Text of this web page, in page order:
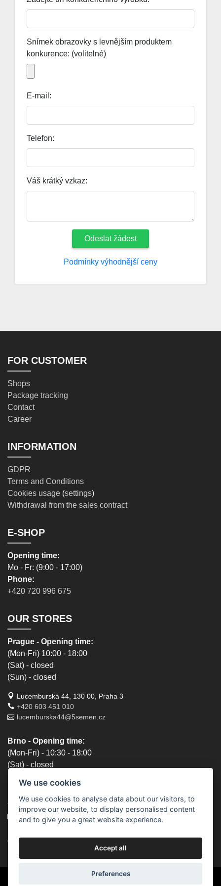
About us
Blog
Snímek obrazovky s levnějším produktem
konkurence: (volitelné)
E-mail:
Telefon:
Váš krátký vzkaz:
Odeslat žádost
Podmínky výhodnější ceny
FOR CUSTOMER
Shops
Package tracking
Contact
Career
INFORMATION
GDPR
Terms and Conditions
Cookies usage (settings)
Withdrawal from the sales contract
E-SHOP
Opening time:
Mo - Fr: (9:00 - 17:00)
Phone:
+420 720 996 675
OUR STORES
Prague - Opening time:
(Mon-Fri) 10:00 - 18:00
(Sat) - closed
(Sun) - closed
Lucemburská 44, 130 00, Praha 3
+420 603 451 010
lucemburska44@5semen.cz
Brno - Opening time:
(Mon-Fri) - 10:30 - 18:00
(Sat) - closed
Lidická 719/79, 602 00 Brno, Brno-střed-Veveří
+420 777 933 354
brno@5semen.cz
We accept online payments:
We use cookies
We use cookies to analyse data about our visitors, to
improve our website, to display personalised content
and to give you a great website experience.
Accept all
Preferences